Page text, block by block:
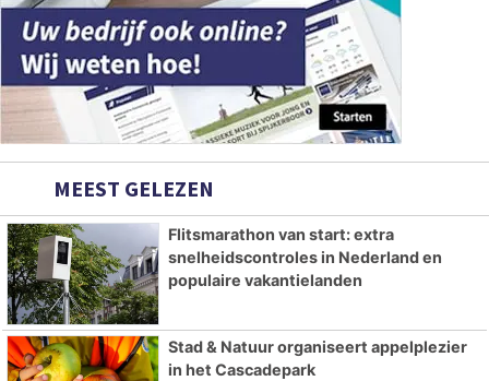
MEEST GELEZEN
Flitsmarathon van start: extra
snelheidscontroles in Nederland en
populaire vakantielanden
Stad & Natuur organiseert appelplezier
in het Cascadepark